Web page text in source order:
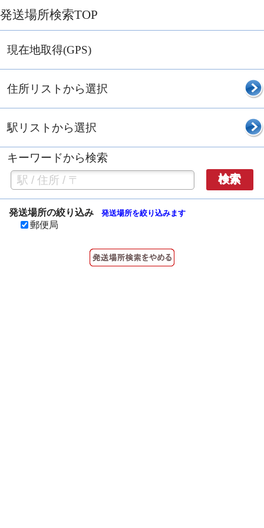
発送場所検索TOP
現在地取得(GPS)
住所リストから選択
駅リストから選択
キーワードから検索
検索
発送場所の絞り込み 発送場所を絞り込みます
郵便局